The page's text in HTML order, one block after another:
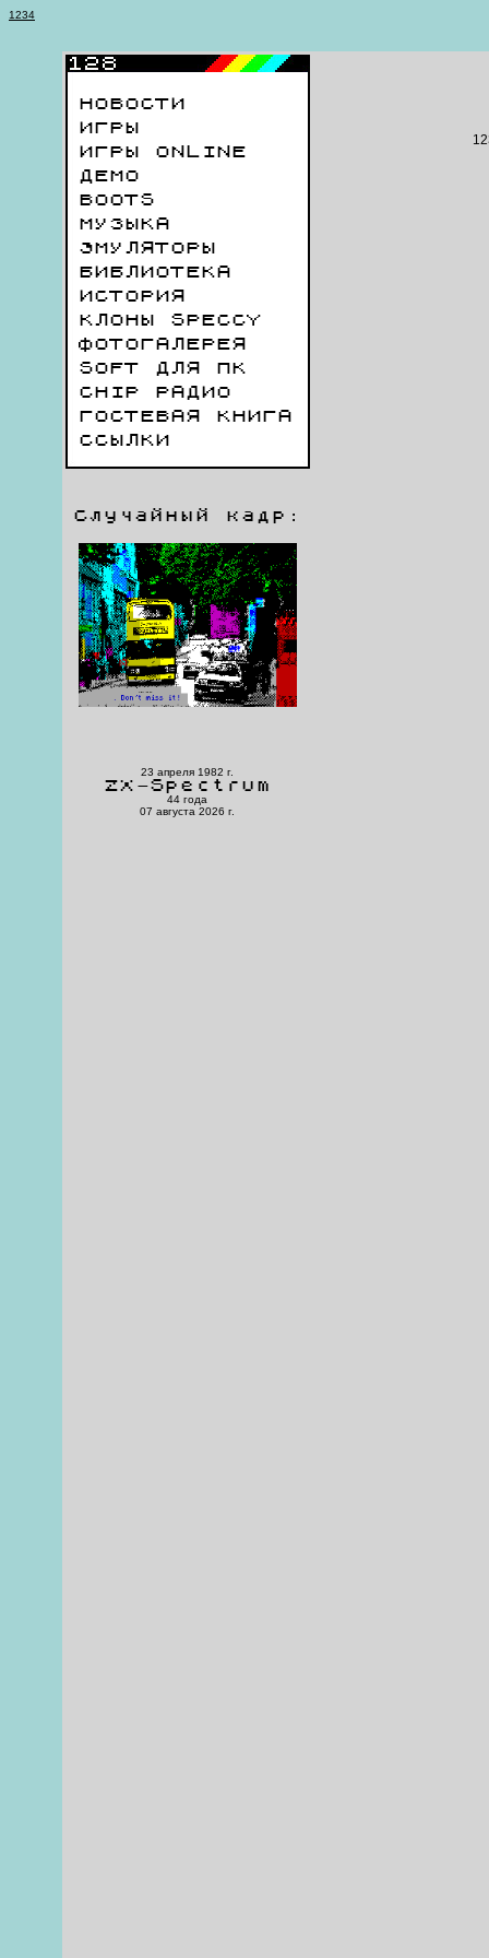
1234
НОВОСТИ
ИГРЫ
ИГРЫ ONLINE
ДЕМО
BOOTS
МУЗЫКА
ЭМУЛЯТОРЫ
БИБЛИОТЕКА
ИСТОРИЯ
КЛОНЫ SPECCY
ФОТОГАЛЕРЕЯ
SOFT ДЛЯ ПК
CHIP РАДИО
ГОСТЕВАЯ КНИГА
ССЫЛКИ
Случайный кадр:
23 апреля 1982 г.
ZX-Spectrum
44 года
07 августа 2026 г.